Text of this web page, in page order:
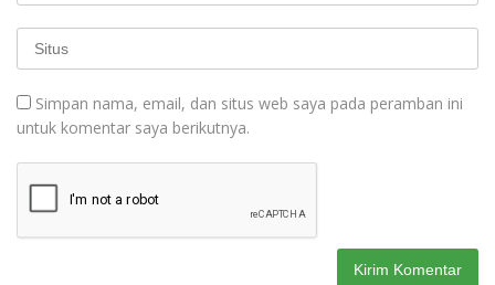
Simpan nama, email, dan situs web saya pada peramban ini
untuk komentar saya berikutnya.